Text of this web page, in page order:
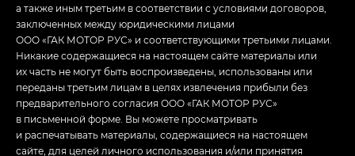
а также иным третьим в соответствии с условиями договоров,
заключенных между юридическими лицами
ООО «ГАК МОТОР РУС» и соответствующими третьими лицами.
Никакие содержащиеся на настоящем сайте материалы или
их часть не могут быть воспроизведены, использованы или
переданы третьим лицам в целях извлечения прибыли без
предварительного согласия ООО «ГАК МОТОР РУС»
в письменной форме. Вы можете просматривать
и распечатывать материалы, содержащиеся на настоящем
сайте, для целей личного использования и/или принятия